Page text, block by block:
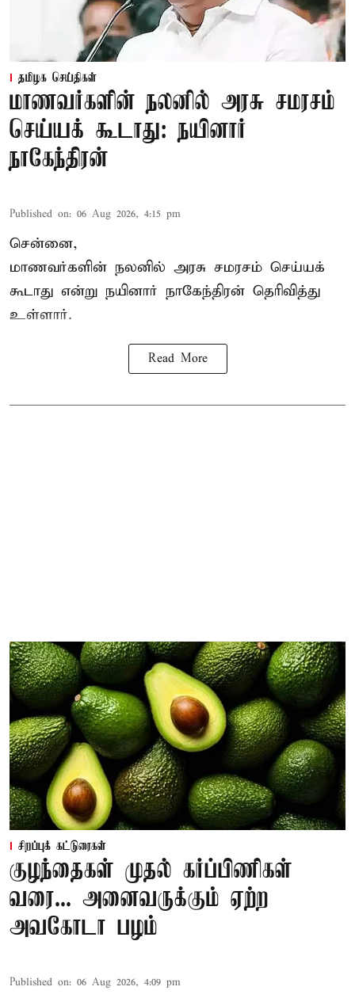
தமிழக செய்திகள்
மாணவர்களின் நலனில் அரசு சமரசம்
செய்யக் கூடாது: நயினார்
நாகேந்திரன்
Published on: 06 Aug 2026, 4:15 pm
சென்னை,
மாணவர்களின் நலனில் அரசு சமரசம் செய்யக்
கூடாது என்று நயினார் நாகேந்திரன் தெரிவித்து
உள்ளார்.
Read More
சிறப்புக் கட்டுரைகள்
குழந்தைகள் முதல் கர்ப்பிணிகள்
வரை... அனைவருக்கும் ஏற்ற
அவகோடா பழம்
Published on: 06 Aug 2026, 4:09 pm